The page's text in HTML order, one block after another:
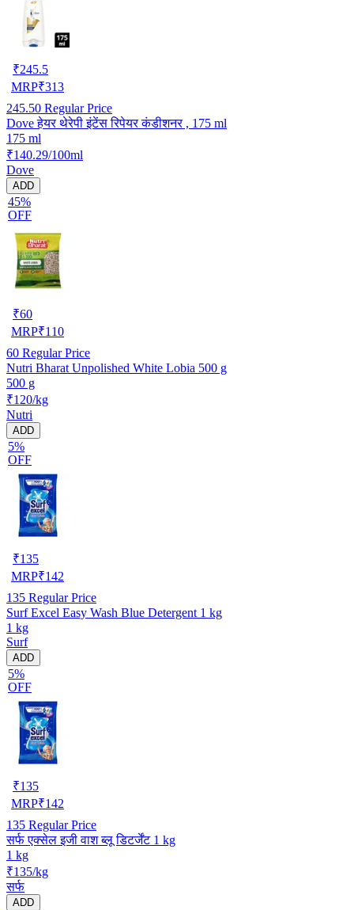
₹245.5
MRP₹313
245.50 Regular Price
Dove हेयर थेरेपी इंटेंस रिपेयर कंडीशनर , 175 ml
175 ml
₹140.29/100ml
Dove
ADD
45%
OFF
₹60
MRP₹110
60 Regular Price
Nutri Bharat Unpolished White Lobia 500 g
500 g
₹120/kg
Nutri
ADD
5%
OFF
₹135
MRP₹142
135 Regular Price
Surf Excel Easy Wash Blue Detergent 1 kg
1 kg
Surf
ADD
5%
OFF
₹135
MRP₹142
135 Regular Price
सर्फ एक्सेल इजी वाश ब्लू डिटर्जेंट 1 kg
1 kg
₹135/kg
सर्फ
ADD